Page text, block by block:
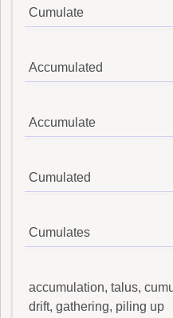
Cumulate
Accumulated
Accumulate
Cumulated
Cumulates
accumulation, talus,
drift, gathering, piling up